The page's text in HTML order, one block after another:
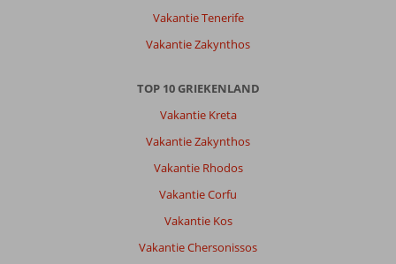
Vakantie Tenerife
Vakantie Zakynthos
TOP 10 GRIEKENLAND
Vakantie Kreta
Vakantie Zakynthos
Vakantie Rhodos
Vakantie Corfu
Vakantie Kos
Vakantie Chersonissos